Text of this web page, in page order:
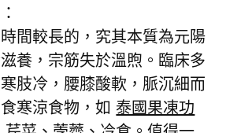
間較長的，究其本質為元陽
養，宗筋失於溫煦。臨床多
肢冷，腰膝酸軟，脈沉細而
寒涼食物，如 泰國果凍功